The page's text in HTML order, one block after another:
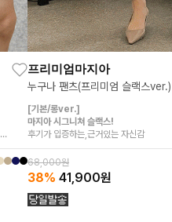
프리미엄마지아
누구나 팬츠(프리미엄 슬랙스ver.)
[기본/롱ver.]
마지아 시그니쳐 슬랙스!
후기가 입증하는,근거있는 자신감
68,000원
38% 41,900원